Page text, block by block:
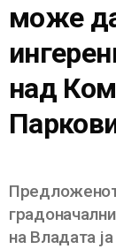
може
над
на Владата